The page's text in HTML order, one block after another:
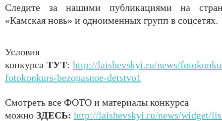
Следите за нашими публикациями на
«Камская новь» и одноименных групп в
Условия
конкурса ТУТ: http://laishevskyi.ru/news/
fotokonkurs-bezopasnoe-detstvo1
Смотреть все ФОТО и материалы конкурса
можно ЗДЕСЬ: http://laishevskyi.ru/news/widget/